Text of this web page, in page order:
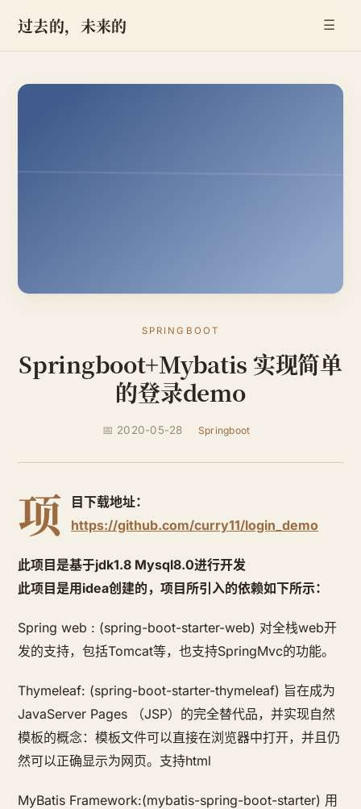
过去的，未来的 ☰
SPRINGBOOT
Springboot+Mybatis 实现简单
的登录demo
📅 2020-05-28 Springboot
项
目下载地址：
https://github.com/curry11/login_demo
此项目是基于jdk1.8 Mysql8.0进行开发
此项目是用idea创建的，项目所引入的依赖如下所示：
Spring web : (spring-boot-starter-web) 对全栈web开
发的支持，包括Tomcat等，也支持SpringMvc的功能。
Thymeleaf: (spring-boot-starter-thymeleaf) 旨在成为
JavaServer Pages （JSP）的完全替代品，并实现自然
模板的概念：模板文件可以直接在浏览器中打开，并且仍
然可以正确显示为网页。支持html
MyBatis Framework:(mybatis-spring-boot-starter) 用